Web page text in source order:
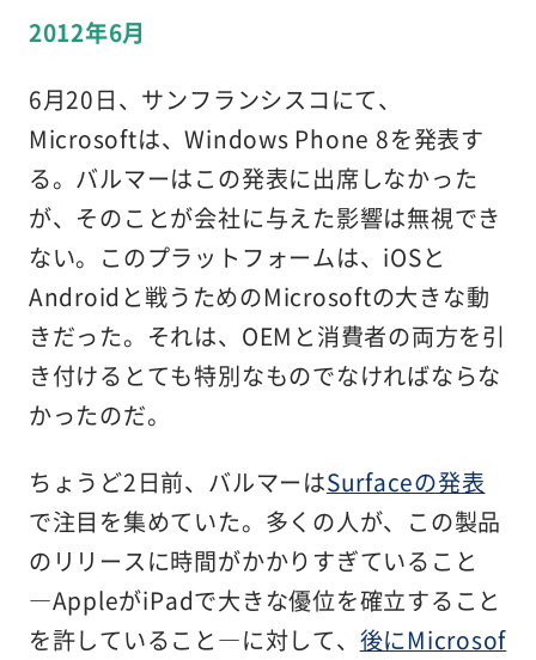
2012年6月
6月20日、サンフランシスコにて、
Microsoftは、Windows Phone 8を発表す
る。バルマーはこの発表に出席しなかった
が、そのことが会社に与えた影響は無視でき
ない。このプラットフォームは、iOSと
Androidと戦うためのMicrosoftの大きな動
きだった。それは、OEMと消費者の両方を引
き付けるとても特別なものでなければならな
かったのだ。
ちょうど2日前、バルマーはSurfaceの発表
で注目を集めていた。多くの人が、この製品
のリリースに時間がかかりすぎていること
―AppleがiPadで大きな優位を確立すること
を許していること―に対して、 後にMicrosof